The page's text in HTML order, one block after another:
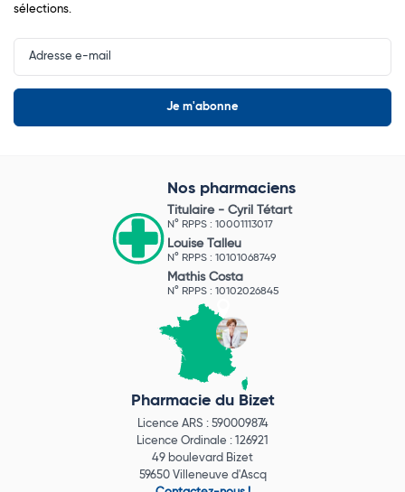
sélections.
Input
Newsletter
Nos pharmaciens
Titulaire - Cyril Tétart
N° RPPS : 10001113017
Louise Talleu
N° RPPS : 10101068749
Mathis Costa
N° RPPS : 10102026845
Pharmacie du Bizet
Licence ARS : 590009874
Licence Ordinale : 126921
49 boulevard Bizet
59650 Villeneuve d'Ascq